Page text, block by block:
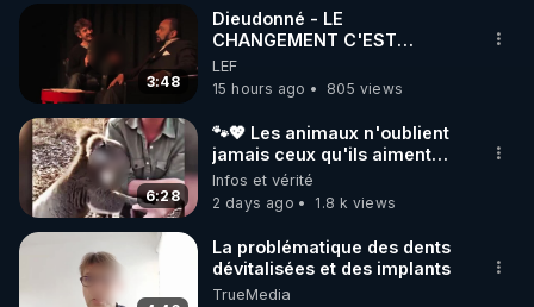
▶ 30 jours gratuit sur l’application de méditation et
de bien-être ENVOL :
Rendez-vous sur https://www.envol.app/code
le code : REGENERE
3:48
Dieudonné - LE
CHANGEMENT C'EST
MAINTENANT
LEF
15 hours ago
805 views
6:28
🐾💖 Les animaux n'oublient
jamais ceux qu'ils aiment…
🥹❤️
Infos et vérité
2 days ago
1.8 k views
La problématique des dents
dévitalisées et des implants
TrueMedia